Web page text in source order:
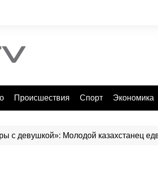
Происшествия Спорт Экономика
с девушкой»: Молодой казахстанец